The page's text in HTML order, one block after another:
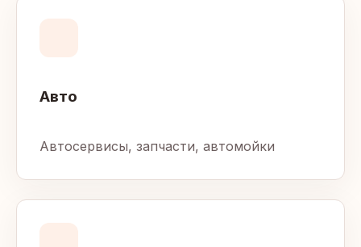
Авто
Автосервисы, запчасти, автомойки